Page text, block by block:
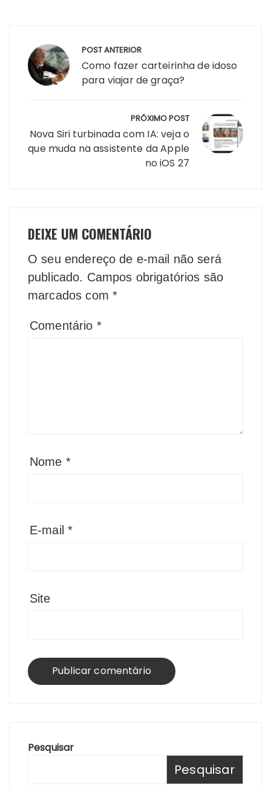
de
Post
POST ANTERIOR
Como fazer carteirinha de idoso
para viajar de graça?
PRÓXIMO POST
Nova Siri turbinada com IA: veja o
que muda na assistente da Apple
no iOS 27
DEIXE UM COMENTÁRIO
O seu endereço de e-mail não será
publicado. Campos obrigatórios são
marcados com *
Comentário *
Nome *
E-mail*
Site
Pesquisar
Pesquisar